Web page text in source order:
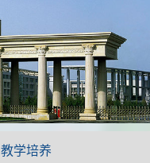
教学培养